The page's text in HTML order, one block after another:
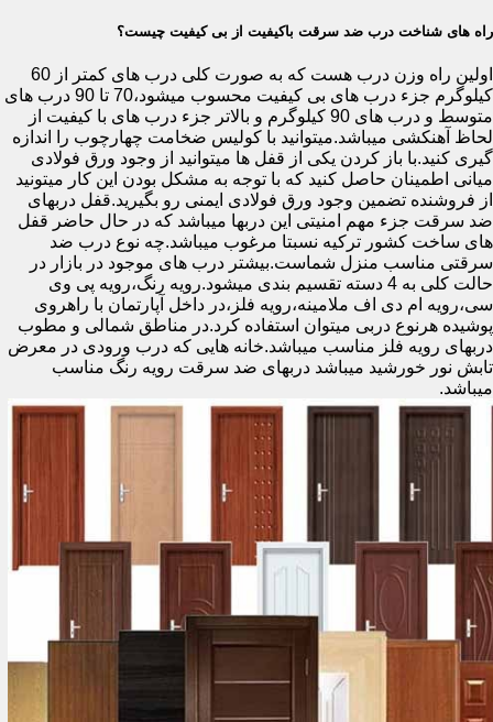
راه های شناخت درب ضد سرقت باکیفیت از بی کیفیت چیست؟
اولین راه وزن درب هست که به صورت کلی درب های کمتر از 60
کیلوگرم جزء درب های بی کیفیت محسوب میشود،70 تا 90 درب های
متوسط و درب های 90 کیلوگرم و بالاتر جزء درب های با کیفیت از
لحاظ آهنکشی میباشد.میتوانید با کولیس ضخامت چهارچوب را اندازه
گیری کنید.با باز کردن یکی از قفل ها میتوانید از وجود ورق فولادی
میانی اطمینان حاصل کنید که با توجه به مشکل بودن این کار میتونید
از فروشنده تضمین وجود ورق فولادی ایمنی رو بگیرید.قفل دربهای
ضد سرقت جزء مهم امنیتی این دربها میباشد که در حال حاضر قفل
های ساخت کشور ترکیه نسبتا مرغوب میباشد.چه نوع درب ضد
سرقتی مناسب منزل شماست.بیشتر درب های موجود در بازار در
حالت کلی به 4 دسته تقسیم بندی میشود.رویه رنگ،رویه پی وی
سی،رویه ام دی اف ملامینه،رویه فلز،در داخل آپارتمان با راهروی
پوشیده هرنوع دربی میتوان استفاده کرد.در مناطق شمالی و مطوب
دربهای رویه فلز مناسب میباشد.خانه هایی که درب ورودی در معرض
تابش نور خورشید میباشد دربهای ضد سرقت رویه رنگ مناسب
میباشد.